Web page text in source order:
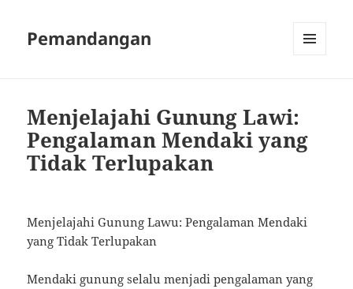
Pemandangan
Menjelajahi Gunung Lawi:
Pengalaman Mendaki yang
Tidak Terlupakan
Menjelajahi Gunung Lawu: Pengalaman Mendaki
yang Tidak Terlupakan
Mendaki gunung selalu menjadi pengalaman yang